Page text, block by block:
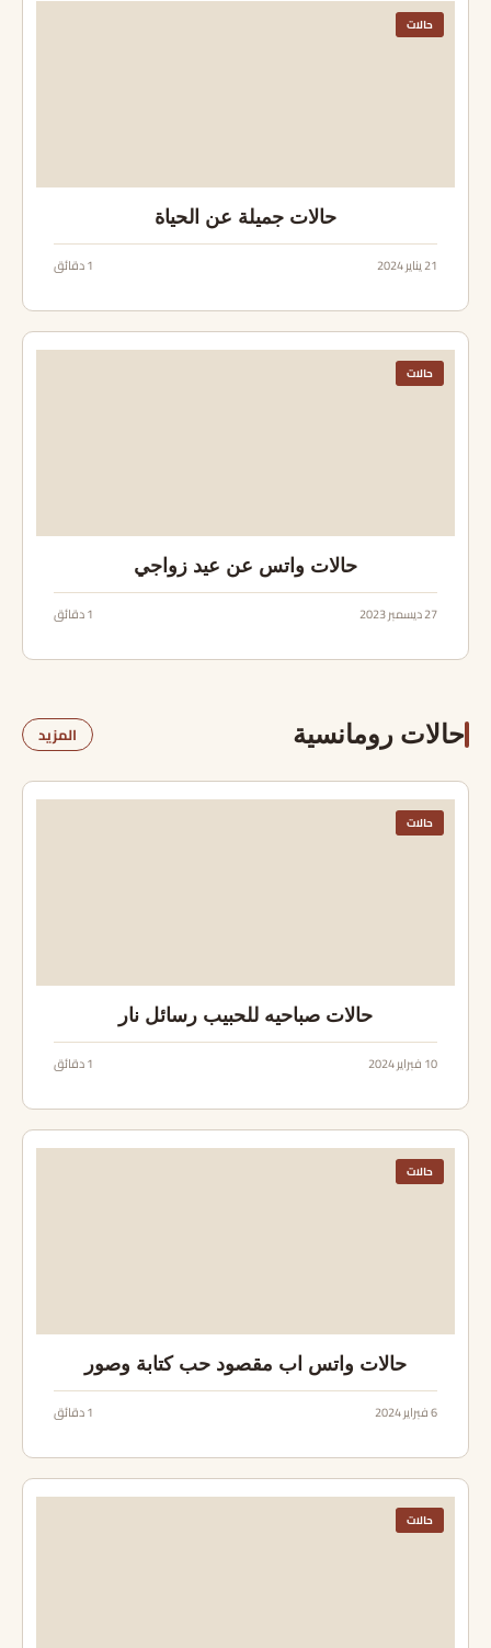
حالات
حالات جميلة عن الحياة
21 يناير 2024 1 دقائق
حالات
حالات واتس عن عيد زواجي
27 ديسمبر 2023 1 دقائق
حالات رومانسية المزيد
حالات
حالات صباحيه للحبيب رسائل نار
10 فبراير 2024 1 دقائق
حالات
حالات واتس اب مقصود حب كتابة وصور
6 فبراير 2024 1 دقائق
حالات